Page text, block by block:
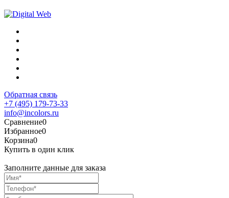
Обратная связь
+7 (495) 179-73-33
info@incolors.ru
Сравнение0
Избранное0
Корзина0
Купить в один клик
Заполните данные для заказа